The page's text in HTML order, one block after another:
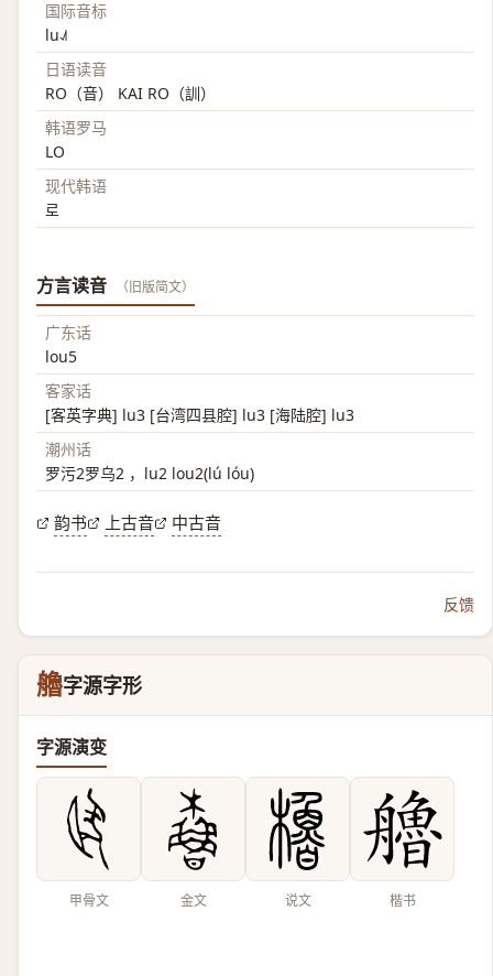
国际音标
lu˨˩˦
日语读音
RO（音） KAI RO（訓）
韩语罗马
LO
现代韩语
로
方言读音 （旧版简文）
广东话
lou5
客家话
[客英字典] lu3 [台湾四县腔] lu3 [海陆腔] lu3
潮州话
罗污2罗乌2 ，lu2 lou2(lú lóu)
韵书 上古音 中古音
反馈
艪字源字形
字源演变
甲骨文 金文 说文 楷书